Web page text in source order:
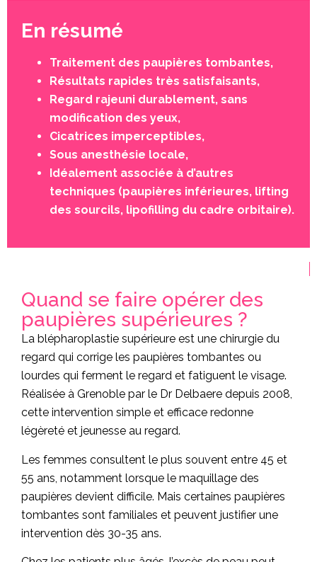
En résumé
Traitement des paupières tombantes,
Résultats rapides très satisfaisants,
Regard rajeuni durablement, sans
modification des yeux,
Cicatrices imperceptibles,
Sous anesthésie locale,
Idéalement associée à d’autres
techniques (paupières inférieures, lifting
des sourcils, lipofilling du cadre orbitaire).
Quand se faire opérer des
paupières supérieures ?
La blépharoplastie supérieure est une chirurgie du
regard qui corrige les paupières tombantes ou
lourdes qui ferment le regard et fatiguent le visage.
Réalisée à Grenoble par le Dr Delbaere depuis 2008,
cette intervention simple et efficace redonne
légèreté et jeunesse au regard.
Les femmes consultent le plus souvent entre 45 et
55 ans, notamment lorsque le maquillage des
paupières devient difficile. Mais certaines paupières
tombantes sont familiales et peuvent justifier une
intervention dès 30-35 ans.